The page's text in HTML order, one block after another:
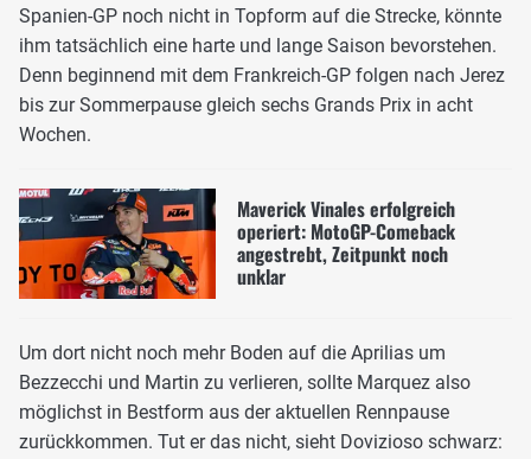
Spanien-GP noch nicht in Topform auf die Strecke, könnte
ihm tatsächlich eine harte und lange Saison bevorstehen.
Denn beginnend mit dem Frankreich-GP folgen nach Jerez
bis zur Sommerpause gleich sechs Grands Prix in acht
Wochen.
Maverick Vinales erfolgreich
operiert: MotoGP-Comeback
angestrebt, Zeitpunkt noch
unklar
Um dort nicht noch mehr Boden auf die Aprilias um
Bezzecchi und Martin zu verlieren, sollte Marquez also
möglichst in Bestform aus der aktuellen Rennpause
zurückkommen. Tut er das nicht, sieht Dovizioso schwarz: